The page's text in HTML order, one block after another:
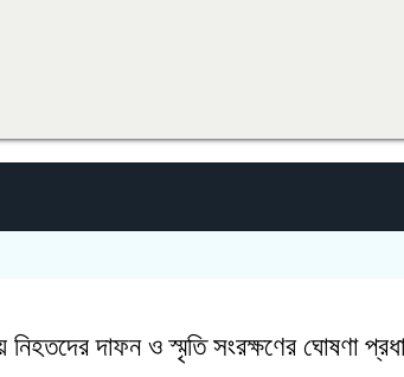
নিহতদের দাফন ও স্মৃতি সংরক্ষণের ঘোষণা